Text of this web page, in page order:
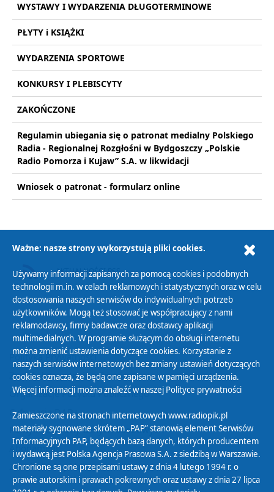
WYSTAWY I WYDARZENIA DŁUGOTERMINOWE
PŁYTY i KSIĄŻKI
WYDARZENIA SPORTOWE
KONKURSY I PLEBISCYTY
ZAKOŃCZONE
Regulamin ubiegania się o patronat medialny Polskiego
Radia - Regionalnej Rozgłośni w Bydgoszczy „Polskie
Radio Pomorza i Kujaw” S.A. w likwidacji
Wniosek o patronat - formularz online
AKTUALNOŚCI RSS
Polityka Prywatności
Zasady korzystania z Serwisu
Organizacje Pożytku Publicznego
Cyfryzacja DAB+
Polityka ochrony danych osobowych
Abonament
Zamówienia publiczne
Ważne: nasze strony wykorzystują pliki cookies.
Używamy informacji zapisanych za pomocą cookies i podobnych
technologii m.in. w celach reklamowych i statystycznych oraz w celu
dostosowania naszych serwisów do indywidualnych potrzeb
użytkowników. Mogą też stosować je współpracujący z nami
reklamodawcy, firmy badawcze oraz dostawcy aplikacji
multimedialnych. W programie służącym do obsługi internetu
można zmienić ustawienia dotyczące cookies. Korzystanie z
naszych serwisów internetowych bez zmiany ustawień dotyczących
cookies oznacza, że będą one zapisane w pamięci urządzenia.
Więcej informacji można znaleźć w naszej Polityce prywatności
Zamieszczone na stronach internetowych www.radiopik.pl
materiały sygnowane skrótem „PAP” stanowią element Serwisów
Informacyjnych PAP, będących bazą danych, których producentem
i wydawcą jest Polska Agencja Prasowa S.A. z siedzibą w Warszawie.
Chronione są one przepisami ustawy z dnia 4 lutego 1994 r. o
prawie autorskim i prawach pokrewnych oraz ustawy z dnia 27 lipca